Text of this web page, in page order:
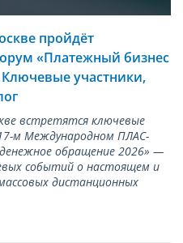
пройдёт
«Платежный бизнес
участники,
встретятся ключевые
м Международном ПЛАС-
обращение 2026» —
событий о настоящем и
дистанционных